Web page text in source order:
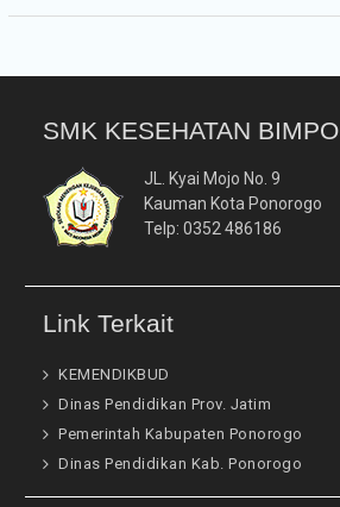
SMK KESEHATAN BIMPO
JL. Kyai Mojo No. 9
Kauman Kota Ponorogo
Telp: 0352 486186
Link Terkait
KEMENDIKBUD
Dinas Pendidikan Prov. Jatim
Pemerintah Kabupaten Ponorogo
Dinas Pendidikan Kab. Ponorogo